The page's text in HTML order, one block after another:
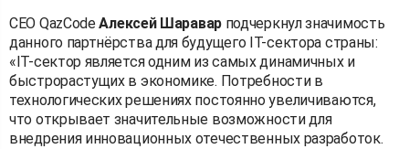
СЕО QazCodeАлексей Шаравар подчеркнул значимость
данного партнёрства для будущего IT-сектора страны:
«IT-сектор является одним из самых динамичных и
быстрорастущих в экономике. Потребности в
технологических решениях постоянно увеличиваются,
что открывает значительные возможности для
внедрения инновационных отечественных разработок.